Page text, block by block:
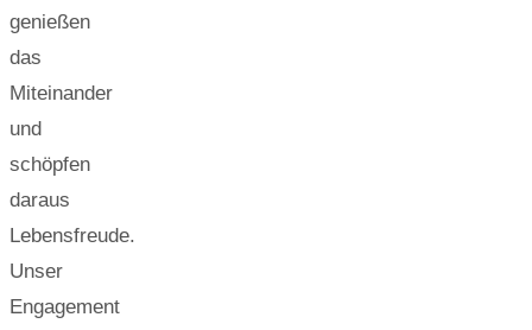
genießen
das
Miteinander
und
schöpfen
daraus
Lebensfreude.
Unser
Engagement